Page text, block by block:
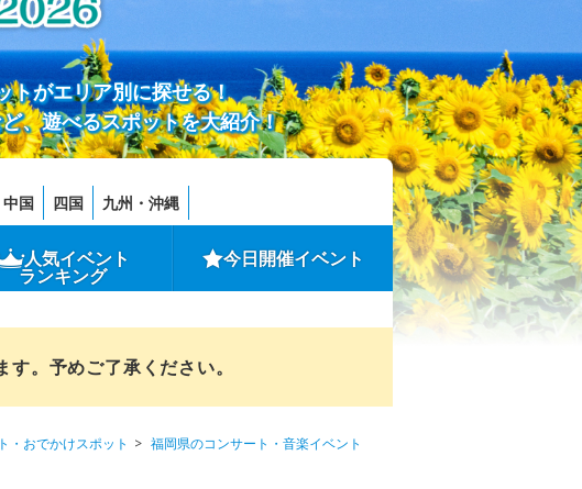
トがエリア別に探せる！
、遊べるスポットを大紹介！
中国 四国 九州・沖縄
人気イベント
ランキング
今日開催イベント
。予めご了承ください。
・おでかけスポット
福岡県のコンサート・音楽イベント